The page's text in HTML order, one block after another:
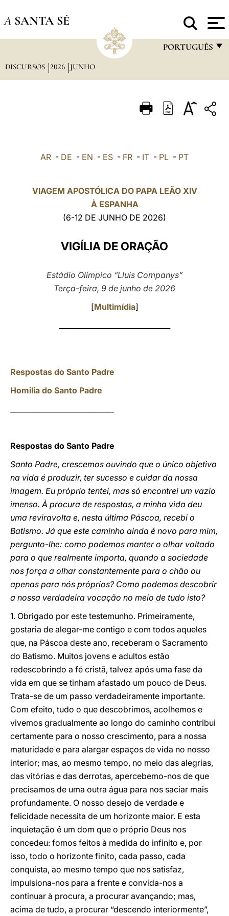
A SANTA SÉ
PORTUGUÊS
ITALIANO
POLSKI
LATINE
DISCURSOS 2026 JUNHO
AR - DE - EN - ES - FR - IT - PL - PT
VIAGEM APOSTÓLICA DO PAPA LEÃO XIV
À ESPANHA
(6-12 DE JUNHO DE 2026)
VIGÍLIA DE ORAÇÃO
Estádio Olímpico “Lluís Companys”
Terça-feira, 9 de junho de 2026
[Multimídia]
Respostas do Santo Padre
Homilia do Santo Padre
Respostas do Santo Padre
Santo Padre, crescemos ouvindo que o único objetivo
na vida é produzir, ter sucesso e cuidar da nossa
imagem. Eu próprio tentei, mas só encontrei um vazio
imenso. À procura de respostas, a minha vida deu
uma reviravolta e, nesta última Páscoa, recebi o
Batismo. Já que este caminho ainda é novo para mim,
pergunto-lhe: como podemos manter o olhar voltado
para o que realmente importa, quando a sociedade
nos força a olhar constantemente para o chão ou
apenas para nós próprios? Como podemos descobrir
a nossa verdadeira vocação no meio de tudo isto?
1. Obrigado por este testemunho. Primeiramente,
gostaria de alegar-me contigo e com todos aqueles
que, na Páscoa deste ano, receberam o Sacramento
do Batismo. Muitos jovens e adultos estão
redescobrindo a fé cristã, talvez após uma fase da
vida em que se tinham afastado um pouco de Deus.
Trata-se de um passo verdadeiramente importante.
Com efeito, tudo o que descobrimos, acolhemos e
vivemos gradualmente ao longo do caminho contribui
certamente para o nosso crescimento, para a nossa
maturidade e para alargar espaços de vida no nosso
interior; mas, ao mesmo tempo, no meio das alegrias,
das vitórias e das derrotas, apercebemo-nos de que
precisamos de uma outra água para nos saciar mais
profundamente. O nosso desejo de verdade e
felicidade necessita de um horizonte maior. E esta
inquietação é um dom que o próprio Deus nos
concedeu: fomos feitos à medida do infinito e, por
isso, todo o horizonte finito, cada passo, cada
conquista, ao mesmo tempo que nos satisfaz,
impulsiona-nos para a frente e convida-nos a
continuar à procura, a procurar avançando; mas,
acima de tudo, a procurar “descendo interiormente”,